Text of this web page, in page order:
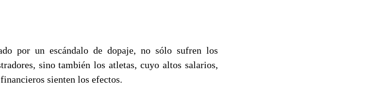
por un escándalo de dopaje, no sólo sufren los
sino también los atletas, cuyo altos salarios,
sienten los efectos.